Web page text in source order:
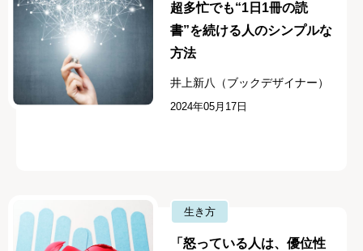
超多忙でも“1日1冊の読
書”を続ける人のシンプルな
方法
井上新八（ブックデザイナー）
2024年05月17日
生き方
「怒っている人は、優位性